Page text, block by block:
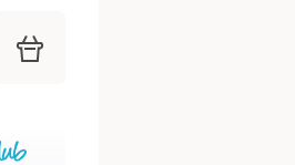
Mein Babyclub
Warenkorb